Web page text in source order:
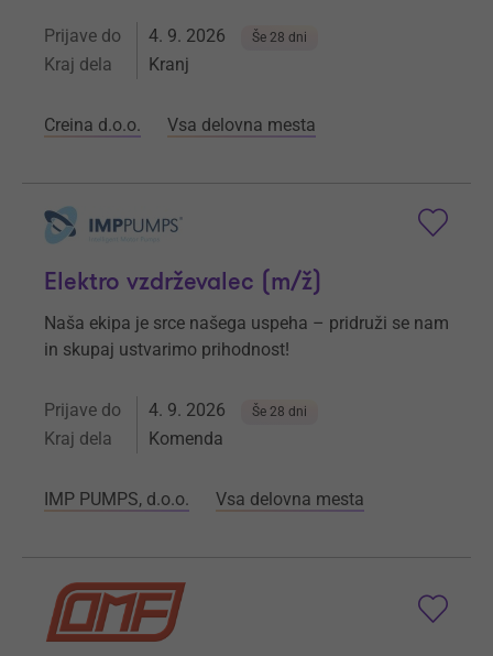
Prijave do 4. 9. 2026 Še 28 dni
Kraj dela Kranj
Creina d.o.o. Vsa delovna mesta
Elektro vzdrževalec (m/ž)
Naša ekipa je srce našega uspeha – pridruži se nam
in skupaj ustvarimo prihodnost!
Prijave do 4. 9. 2026 Še 28 dni
Kraj dela Komenda
IMP PUMPS, d.o.o. Vsa delovna mesta